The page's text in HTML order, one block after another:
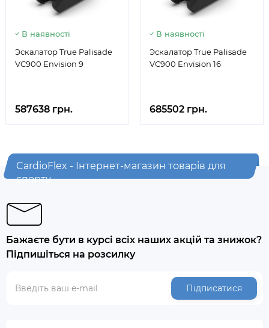
В наявності
Эскалатор True Palisade
VC900 Envision 9
587638 грн.
В наявності
Эскалатор True Palisade
VC900 Envision 16
685502 грн.
CardioFlex - Інтернет-магазин товарів для
спорту
Бажаєте бути в курсі всіх наших акцій та знижок?
Підпишіться на розсилку
Підписатися